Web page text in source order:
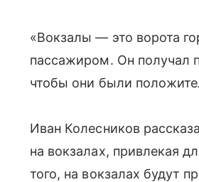
«Вокзалы — это ворота
пассажиром. Он получал
чтобы они были
Иван Колесников
на вокзалах, привлекая
того, на вокзалах будут